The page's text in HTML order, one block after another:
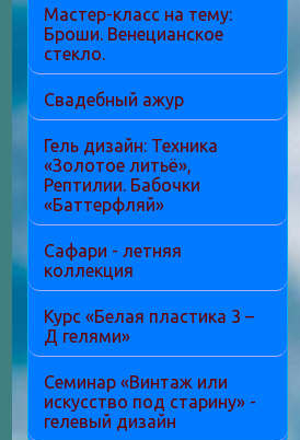
Мастер-класс на тему:
Броши. Венецианское
стекло.
Свадебный ажур
Гель дизайн: Техника
«Золотое литьё»,
Рептилии. Бабочки
«Баттерфляй»
Сафари - летняя
коллекция
Курс «Белая пластика 3 –
Д гелями»
Семинар «Винтаж или
искусство под старину» -
гелевый дизайн